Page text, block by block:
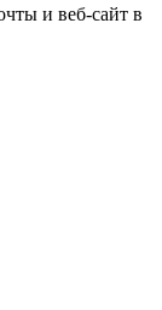
и веб-сайт в